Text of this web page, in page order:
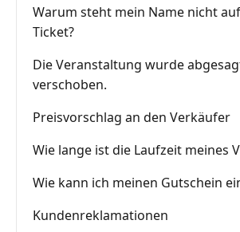
Warum steht mein Name nicht
Ticket?
Die Veranstaltung wurde
verschoben.
Preisvorschlag an den Verkäufer
Wie lange ist die Laufzeit meines
Wie kann ich meinen Gutschein
Kundenreklamationen